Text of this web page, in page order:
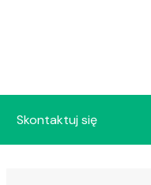
Skontaktuj się